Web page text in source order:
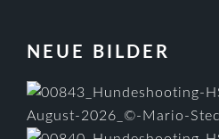
FOOTER
NEUE BILDER